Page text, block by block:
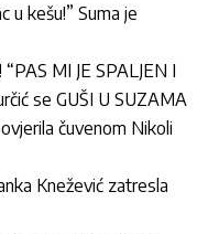
u kešu!” Suma je
MI JE SPALJEN I
se GUŠI U SUZAMA
čuvenom Nikoli
Knežević zatresla